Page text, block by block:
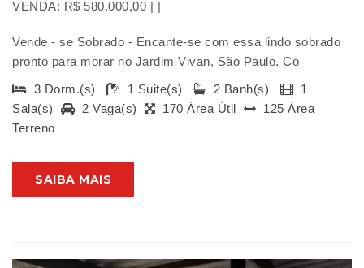
VENDA: R$ 580.000,00 | |
Vende - se Sobrado - Encante-se com essa lindo sobrado
pronto para morar no Jardim Vivan, São Paulo. Co
3 Dorm.(s)
1 Suite(s) 2 Banh(s)
1
Sala(s)
2 Vaga(s) 170 Área Útil
125 Área
Terreno
SAIBA MAIS